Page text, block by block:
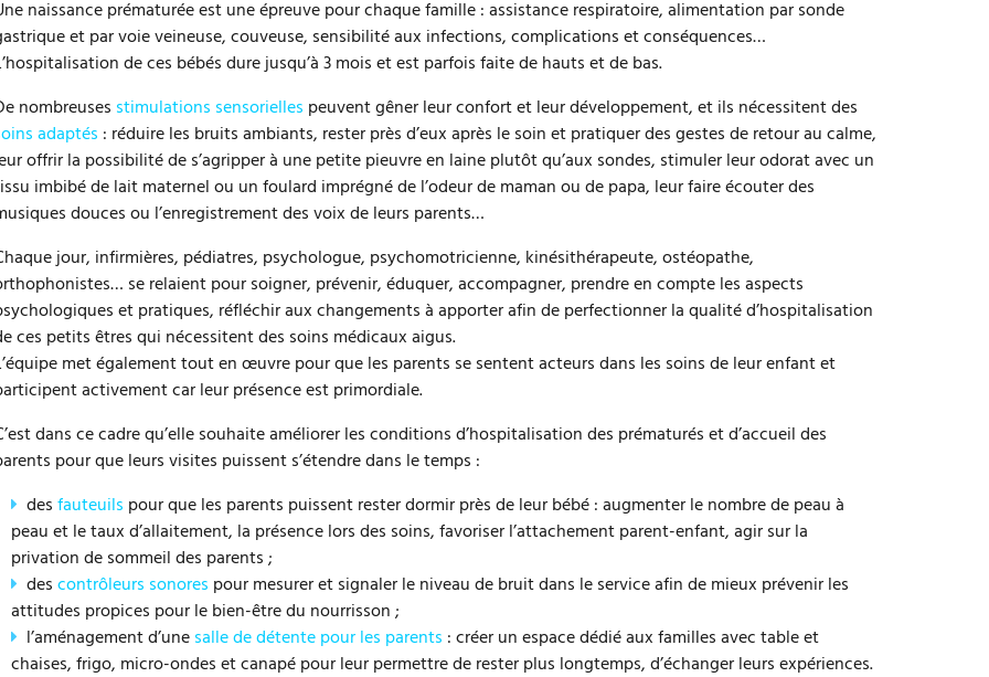
naissance prématurée est une épreuve pour chaque famille : assistance respiratoire, alimentation par sonde
et par voie veineuse, couveuse, sensibilité aux infections, complications et conséquences…
de ces bébés dure jusqu’à 3 mois et est parfois faite de hauts et de bas.
nombreuses stimulations sensorielles peuvent gêner leur confort et leur développement, et ils nécessitent des
adaptés : réduire les bruits ambiants, rester près d’eux après le soin et pratiquer des gestes de retour au calme,
offrir la possibilité de s’agripper à une petite pieuvre en laine plutôt qu’aux sondes, stimuler leur odorat avec un
imbibé de lait maternel ou un foulard imprégné de l’odeur de maman ou de papa, leur faire écouter des
douces ou l’enregistrement des voix de leurs parents…
jour, infirmières, pédiatres, psychologue, psychomotricienne, kinésithérapeute, ostéopathe,
se relaient pour soigner, prévenir, éduquer, accompagner, prendre en compte les aspects
et pratiques, réfléchir aux changements à apporter afin de perfectionner la qualité d’hospitalisation
ces petits êtres qui nécessitent des soins médicaux aigus.
met également tout en œuvre pour que les parents se sentent acteurs dans les soins de leur enfant et
activement car leur présence est primordiale.
dans ce cadre qu’elle souhaite améliorer les conditions d’hospitalisation des prématurés et d’accueil des
pour que leurs visites puissent s’étendre dans le temps :
des fauteuils pour que les parents puissent rester dormir près de leur bébé : augmenter le nombre de peau à
peau et le taux d’allaitement, la présence lors des soins, favoriser l’attachement parent-enfant, agir sur la
privation de sommeil des parents ;
des contrôleurs sonores pour mesurer et signaler le niveau de bruit dans le service afin de mieux prévenir les
attitudes propices pour le bien-être du nourrisson ;
l’aménagement d’une salle de détente pour les parents : créer un espace dédié aux familles avec table et
chaises, frigo, micro-ondes et canapé pour leur permettre de rester plus longtemps, d’échanger leurs expériences.